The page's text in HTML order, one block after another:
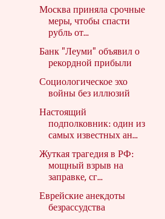
Москва приняла срочные
меры, чтобы спасти
рубль от...
Банк "Леуми" объявил о
рекордной прибыли
Социологическое эхо
войны без иллюзий
Настоящий
подполковник: один из
самых известных ан...
Жуткая трагедия в РФ:
мощный взрыв на
заправке, сг...
Еврейские анекдоты
безрассудства